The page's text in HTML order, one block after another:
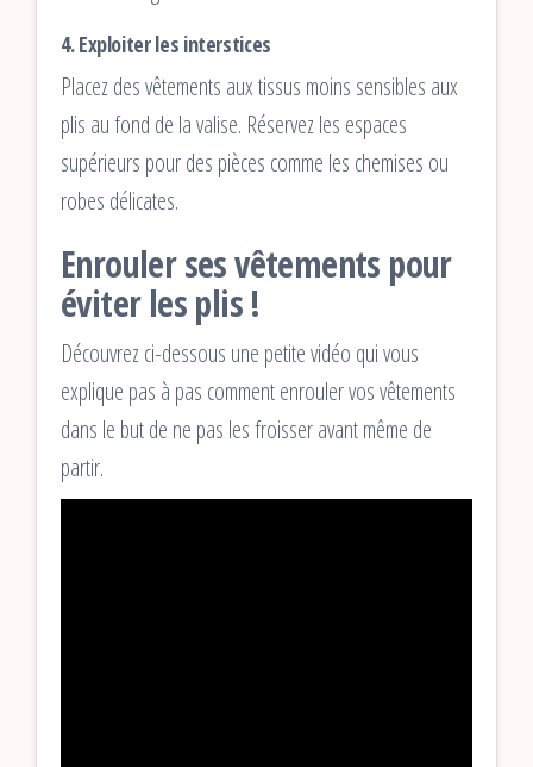
4. Exploiter les interstices
Placez des vêtements aux tissus moins sensibles aux
plis au fond de la valise. Réservez les espaces
supérieurs pour des pièces comme les chemises ou
robes délicates.
Enrouler ses vêtements pour
éviter les plis !
Découvrez ci-dessous une petite vidéo qui vous
explique pas à pas comment enrouler vos vêtements
dans le but de ne pas les froisser avant même de
partir.